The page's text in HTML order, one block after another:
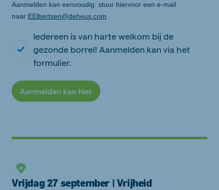
Aanmelden kan eenvoudig: stuur hiervoor een e-mail
naar EElbertsen@deheus.com
Iedereen is van harte welkom bij de
gezonde borrel! Aanmelden kan via het
formulier.
Aanmelden kan hier
Vrijdag 27 september | Vrijheid